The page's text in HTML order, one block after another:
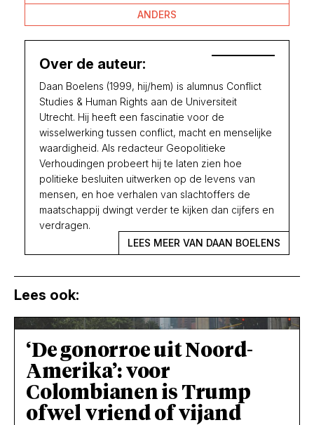
ANDERS
Over de auteur:
Daan Boelens (1999, hij/hem) is alumnus Conflict
Studies & Human Rights aan de Universiteit
Utrecht. Hij heeft een fascinatie voor de
wisselwerking tussen conflict, macht en menselijke
waardigheid. Als redacteur Geopolitieke
Verhoudingen probeert hij te laten zien hoe
politieke besluiten uitwerken op de levens van
mensen, en hoe verhalen van slachtoffers de
maatschappij dwingt verder te kijken dan cijfers en
verdragen.
LEES MEER VAN DAAN BOELENS
Lees ook:
‘De gonorroe uit Noord-
Amerika’: voor
Colombianen is Trump
ofwel vriend of vijand